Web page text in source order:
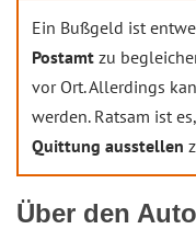
Ein Bußgeld ist
Postamt zu
vor Ort. Allerdings
werden. Ratsam ist
Quittung ausstellen
Über den